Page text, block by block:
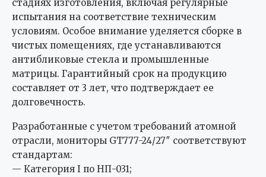
стадиях изготовления, включая регулярные
испытания на соответствие техническим
условиям. Особое внимание уделяется сборке в
чистых помещениях, где устанавливаются
антибликовые стекла и промышленные
матрицы. Гарантийный срок на продукцию
составляет от 3 лет, что подтверждает ее
долговечность.
Разработанные с учетом требований атомной
отрасли, мониторы GT777-24/27″ соответствуют
стандартам:
— Категория I по НП-031;